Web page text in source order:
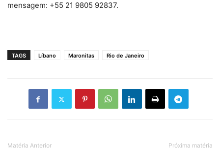
mensagem: +55 21 9805 92837.
TAGS Líbano Maronitas Rio de Janeiro
Matéria Anterior Próxima matéria